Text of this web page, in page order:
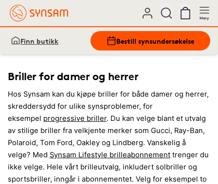
Meny
Finn butikk Bestill synsundersøkelse
Briller for damer og herrer
Hos Synsam kan du kjøpe briller for både damer og herrer,
skreddersydd for ulike synsproblemer, for
eksempel progressive briller. Du kan velge blant et utvalg
av stilige briller fra velkjente merker som Gucci, Ray-Ban,
Polaroid, Tom Ford, Oakley og Lindberg. Vanskelig å
velge? Med Synsam Lifestyle brilleabonnement trenger du
ikke velge. Hele vårt brilleutvalg, inkludert solbriller og
sportsbriller, inngår i abonnementet. Velg for eksempel to